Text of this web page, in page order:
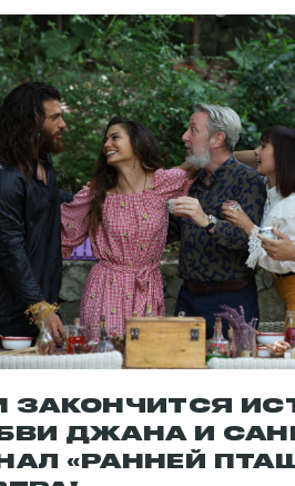
Турция
сериал
Демет Оздемир, Джан Яман,
ЗАКОНЧИТСЯ
ДЖАНА И
«РАННЕЙ